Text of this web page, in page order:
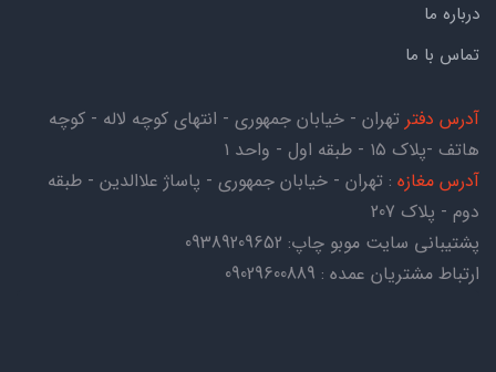
درباره ما
تماس با ما
آدرس دفتر تهران - خیابان جمهوری - انتهای کوچه لاله - کوچه
هاتف -پلاک ۱۵ - طبقه اول - واحد ۱
آدرس مغازه : تهران - خیابان جمهوری - پاساژ علاالدین - طبقه
دوم - پلاک 207
پشتیبانی سایت موبو چاپ: 09389209652
ارتباط مشتریان عمده : 09029600889